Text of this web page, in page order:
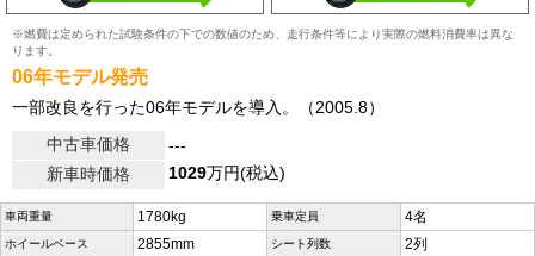
※燃費は定められた試験条件の下での数値のため、走行条件等により実際の燃料消費率は異な
ります。
06年モデル発売
一部改良を行った06年モデルを導入。（2005.8）
中古車価格
---
新車時価格
1029万円(税込)
車両重量 1780kg 乗車定員 4名
ホイールベース 2855mm シート列数 2列